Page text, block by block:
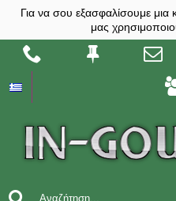
Για να σου εξασφαλίσουμε μια
μας